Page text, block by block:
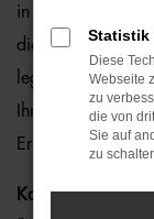
in ganz Bayern.
die Uhr unseren
legen Sie exakt
Ihr Traumwagen
Erfüllung all Ihrer
Kategorie
Statistik
Diese
Webseite
zu
die von
Sie auf
zu